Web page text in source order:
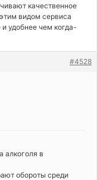
качественное
видом сервиса
и удобнее чем когда-
#4528
алкоголя в
обороты среди